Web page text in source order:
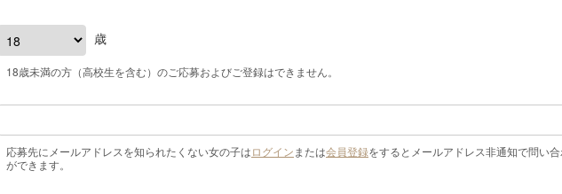
歳
18歳未満の方（高校生を含む）のご応募およびご登録はできません。
応募先にメールアドレスを知られたくない女の子はログインまたは会員登録をするとメールアドレス非通知で問い
ができます。